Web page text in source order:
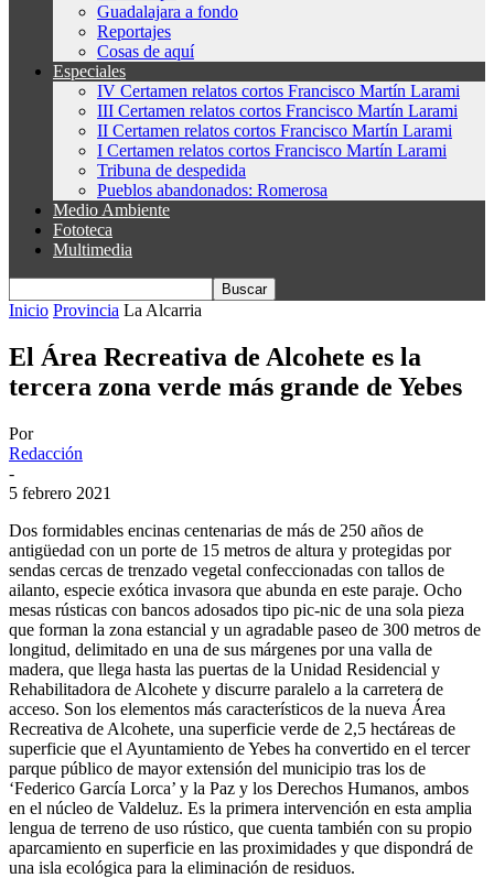
Guadalajara a fondo
Reportajes
Cosas de aquí
Especiales
IV Certamen relatos cortos Francisco Martín Larami
III Certamen relatos cortos Francisco Martín Larami
II Certamen relatos cortos Francisco Martín Larami
I Certamen relatos cortos Francisco Martín Larami
Tribuna de despedida
Pueblos abandonados: Romerosa
Medio Ambiente
Fototeca
Multimedia
Inicio Provincia La Alcarria
El Área Recreativa de Alcohete es la
tercera zona verde más grande de Yebes
Por
Redacción
-
5 febrero 2021
Dos formidables encinas centenarias de más de 250 años de
antigüedad con un porte de 15 metros de altura y protegidas por
sendas cercas de trenzado vegetal confeccionadas con tallos de
ailanto, especie exótica invasora que abunda en este paraje. Ocho
mesas rústicas con bancos adosados tipo pic-nic de una sola pieza
que forman la zona estancial y un agradable paseo de 300 metros de
longitud, delimitado en una de sus márgenes por una valla de
madera, que llega hasta las puertas de la Unidad Residencial y
Rehabilitadora de Alcohete y discurre paralelo a la carretera de
acceso. Son los elementos más característicos de la nueva Área
Recreativa de Alcohete, una superficie verde de 2,5 hectáreas de
superficie que el Ayuntamiento de Yebes ha convertido en el tercer
parque público de mayor extensión del municipio tras los de
‘Federico García Lorca’ y la Paz y los Derechos Humanos, ambos
en el núcleo de Valdeluz. Es la primera intervención en esta amplia
lengua de terreno de uso rústico, que cuenta también con su propio
aparcamiento en superficie en las proximidades y que dispondrá de
una isla ecológica para la eliminación de residuos.